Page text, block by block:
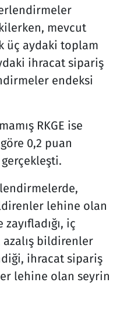
mevcut
üç aydaki toplam
ihracat sipariş
endeksi
RKGE ise
0,2 puan
lehine olan
iç
bildirenler
ihracat sipariş
lehine olan seyrin